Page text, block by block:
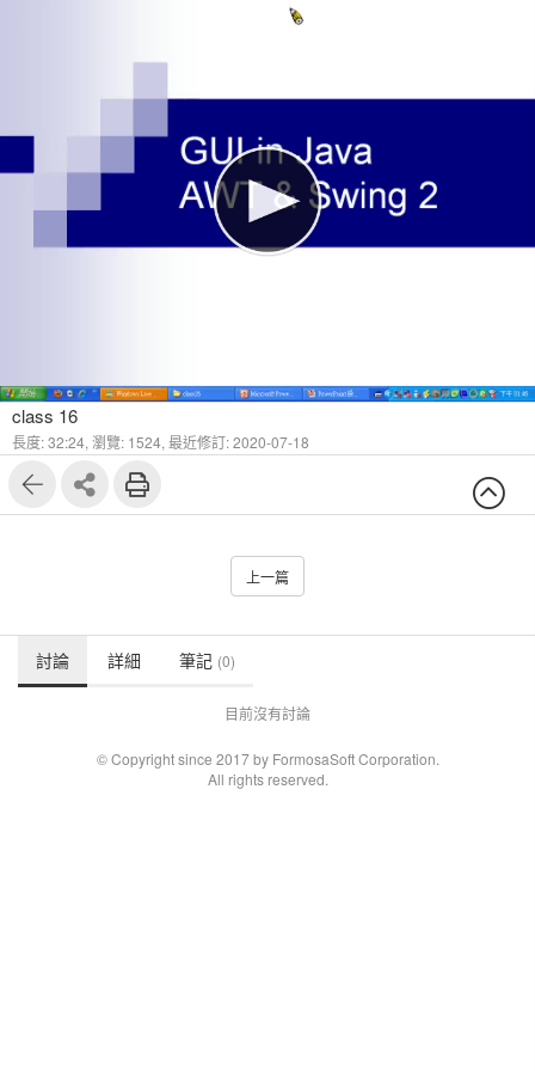
class 16
長度: 32:24, 瀏覽: 1524, 最近修訂: 2020-07-18
上一篇
討論 詳細 筆記 (0)
目前沒有討論
© Copyright since 2017 by FormosaSoft Corporation.
All rights reserved.